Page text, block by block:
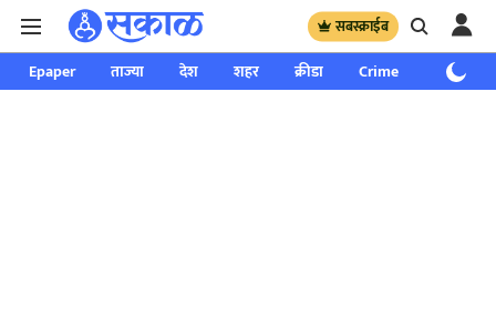
सबस्क्राईब
Epaper ताज्या देश शहर क्रीडा Crime साप्ताहिक